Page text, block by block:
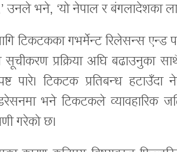
उनले भने, ‘यो नेपाल र बंगलादेशका
टिकटकका गभर्मेन्ट रिलेसन्स एन्ड
सूचीकरण प्रक्रिया अघि बढाउनुका
पारे। टिकटक प्रतिबन्ध
भने टिकटकले व्यावहारिक
गरेको छ।